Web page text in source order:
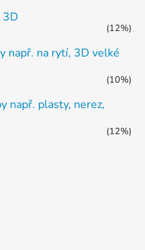
3D
(12%)
např. na rytí, 3D velké
(10%)
např. plasty, nerez,
(12%)